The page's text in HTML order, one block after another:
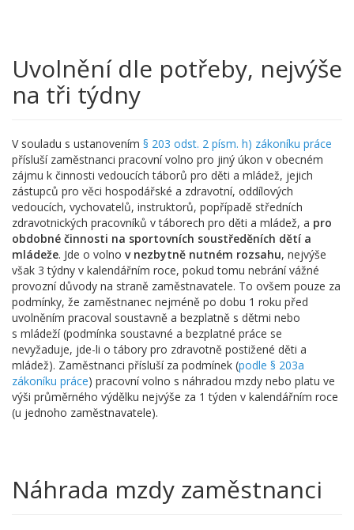
Uvolnění dle potřeby, nejvýše
na tři týdny
V souladu s ustanovením § 203 odst. 2 písm. h) zákoníku práce
přísluší zaměstnanci pracovní volno pro jiný úkon v obecném
zájmu k činnosti vedoucích táborů pro děti a mládež, jejich
zástupců pro věci hospodářské a zdravotní, oddílových
vedoucích, vychovatelů, instruktorů, popřípadě středních
zdravotnických pracovníků v táborech pro děti a mládež, a pro
obdobné činnosti na sportovních soustředěních dětí a
mládeže. Jde o volno v nezbytně nutném rozsahu, nejvýše
však 3 týdny v kalendářním roce, pokud tomu nebrání vážné
provozní důvody na straně zaměstnavatele. To ovšem pouze za
podmínky, že zaměstnanec nejméně po dobu 1 roku před
uvolněním pracoval soustavně a bezplatně s dětmi nebo
s mládeží (podmínka soustavné a bezplatné práce se
nevyžaduje, jde-li o tábory pro zdravotně postižené děti a
mládež). Zaměstnanci přísluší za podmínek (podle § 203a
zákoníku práce) pracovní volno s náhradou mzdy nebo platu ve
výši průměrného výdělku nejvýše za 1 týden v kalendářním roce
(u jednoho zaměstnavatele).
Náhrada mzdy zaměstnanci